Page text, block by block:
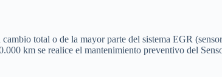
total o de la mayor parte del sistema EGR
km se realice el mantenimiento preventivo del